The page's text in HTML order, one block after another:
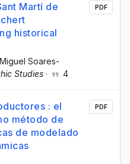
Martí de
historical
Soares-
Studies · 4
PDF
: el
método de
de modelado
PDF